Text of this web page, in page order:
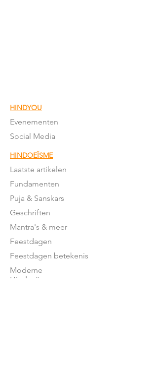
HINDYOU
Evenementen
Social Media
HINDOEÏSME
Laatste artikelen
Fundamenten
Puja & Sanskars
Geschriften
Mantra's & meer
Feestdagen
Feestdagen betekenis
Moderne
Hindoeïsme